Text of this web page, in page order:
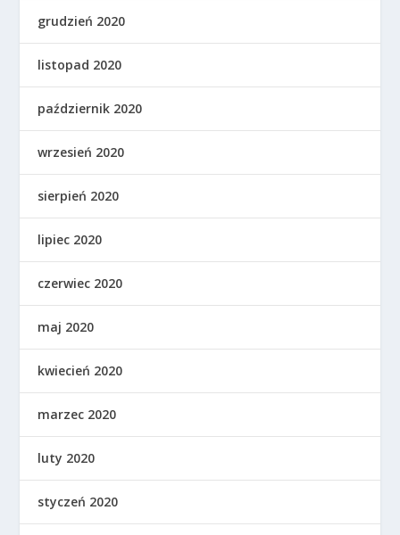
grudzień 2020
listopad 2020
październik 2020
wrzesień 2020
sierpień 2020
lipiec 2020
czerwiec 2020
maj 2020
kwiecień 2020
marzec 2020
luty 2020
styczeń 2020